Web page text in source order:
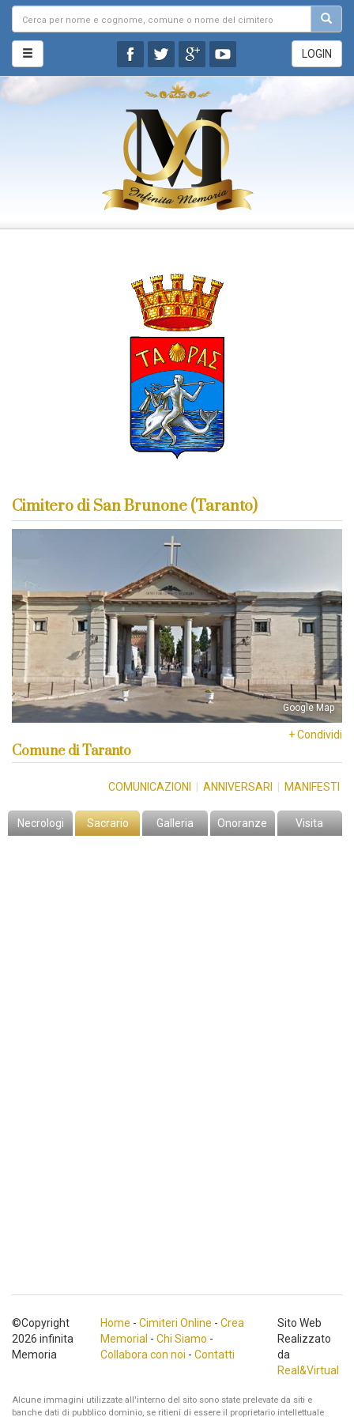
LOGIN
Cimitero di San Brunone (Taranto)
Google Map
+ Condividi
Comune di Taranto
COMUNICAZIONI ANNIVERSARI MANIFESTI
Necrologi Sacrario Galleria Onoranze Visita
©Copyright
2026 infinita
Memoria
Home - Cimiteri Online - Crea
Memorial - Chi Siamo -
Collabora con noi - Contatti
Sito Web
Realizzato
da
Real&Virtual
Alcune immagini utilizzate all'interno del sito sono state prelevate da siti e
banche dati di pubblico dominio, se ritieni di essere il proprietario intellettuale